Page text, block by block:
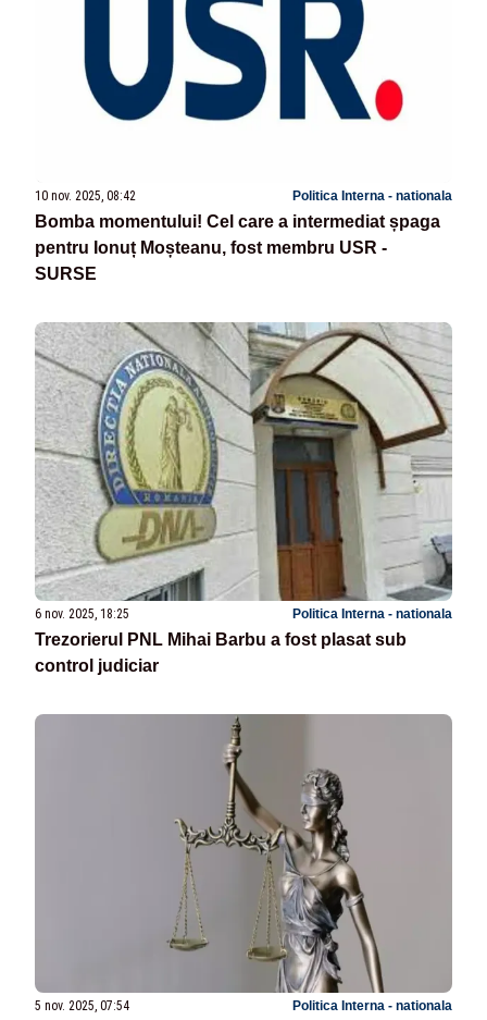
10 nov. 2025, 08:42 Politica Interna - nationala
Bomba momentului! Cel care a intermediat șpaga
pentru Ionuț Moșteanu, fost membru USR -
SURSE
6 nov. 2025, 18:25 Politica Interna - nationala
Trezorierul PNL Mihai Barbu a fost plasat sub
control judiciar
5 nov. 2025, 07:54 Politica Interna - nationala